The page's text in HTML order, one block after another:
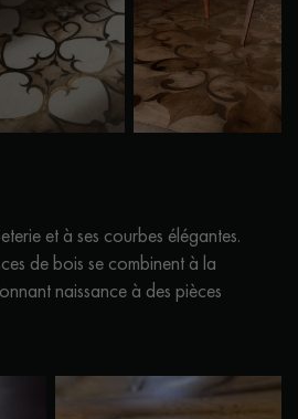
et à ses courbes élégantes.
de bois se combinent à la
naissance à des pièces